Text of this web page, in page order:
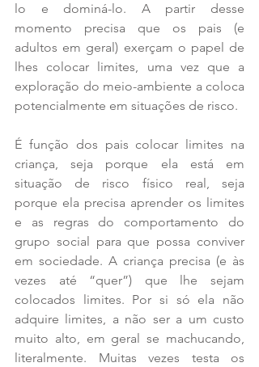
lo e dominá-lo. A partir desse
momento precisa que os pais (e
adultos em geral) exerçam o papel de
lhes colocar limites, uma vez que a
exploração do meio-ambiente a coloca
potencialmente em situações de risco.
É função dos pais colocar limites na
criança, seja porque ela está em
situação de risco físico real, seja
porque ela precisa aprender os limites
e as regras do comportamento do
grupo social para que possa conviver
em sociedade. A criança precisa (e às
vezes até “quer”) que lhe sejam
colocados limites. Por si só ela não
adquire limites, a não ser a um custo
muito alto, em geral se machucando,
literalmente. Muitas vezes testa os